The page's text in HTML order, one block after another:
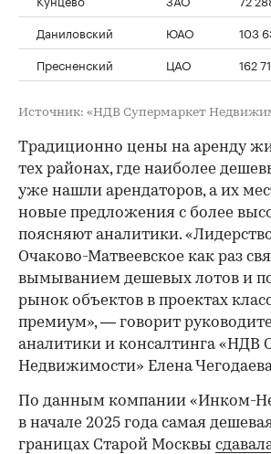
Даниловский
ЮАО 103
Пресненский
ЦАО 162
Источник: «НДВ Супермаркет
Традиционно цены на аренду
тех районах, где наиболее
уже нашли арендаторов, а их
новые предложения с более
поясняют аналитики.
Очаково-Матвеевское как раз
вымыванием дешевых лотов и
рынок объектов в проектах
премиум», — говорит
аналитики и консалтинга «НДВ
Недвижимости» Елена
По данным компании «Инком-
в начале 2025 года самая
границах Старой Москвы